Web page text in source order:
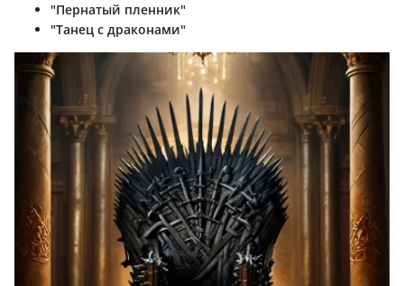
"Пернатый пленник"
"Танец с драконами"